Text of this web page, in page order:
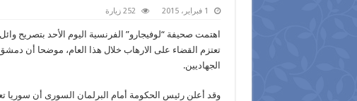
1 فبراير، 2015 252 زيارة
اهتمت صحيفة “لوفيجارو” الفرنسية اليوم الأحد بتصريح
تعتزم القضاء على الارهاب خلال هذا العام، موضحا أن
الجهاديين.
وقد أعلن رئيس الحكومة أمام البرلمان السورى أن سوريا